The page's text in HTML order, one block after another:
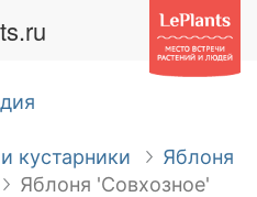
кустарники
Яблоня
Яблоня 'Совхозное'